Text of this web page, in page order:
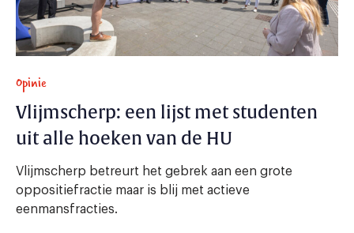
Opinie
Vlijmscherp: een lijst met studenten
uit alle hoeken van de HU
Vlijmscherp betreurt het gebrek aan een grote
oppositiefractie maar is blij met actieve
eenmansfracties.